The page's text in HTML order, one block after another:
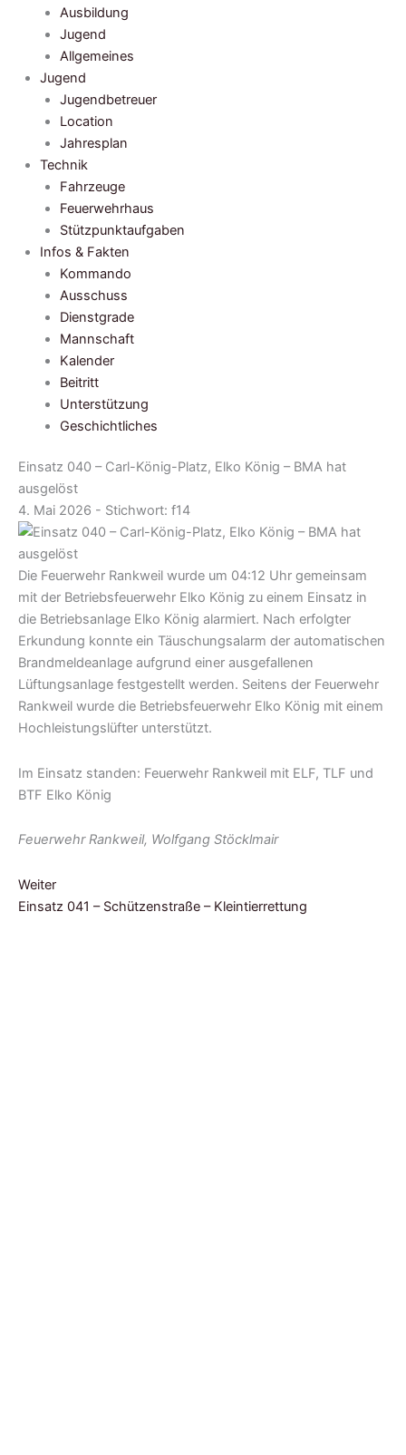
Ausbildung
Jugend
Allgemeines
Jugend
Jugendbetreuer
Location
Jahresplan
Technik
Fahrzeuge
Feuerwehrhaus
Stützpunktaufgaben
Infos & Fakten
Kommando
Ausschuss
Dienstgrade
Mannschaft
Kalender
Beitritt
Unterstützung
Geschichtliches
Einsatz 040 – Carl-König-Platz, Elko König – BMA hat
ausgelöst
4. Mai 2026 - Stichwort: f14
Die Feuerwehr Rankweil wurde um 04:12 Uhr gemeinsam
mit der Betriebsfeuerwehr Elko König zu einem Einsatz in
die Betriebsanlage Elko König alarmiert. Nach erfolgter
Erkundung konnte ein Täuschungsalarm der automatischen
Brandmeldeanlage aufgrund einer ausgefallenen
Lüftungsanlage festgestellt werden. Seitens der Feuerwehr
Rankweil wurde die Betriebsfeuerwehr Elko König mit einem
Hochleistungslüfter unterstützt.
Im Einsatz standen: Feuerwehr Rankweil mit ELF, TLF und
BTF Elko König
Feuerwehr Rankweil, Wolfgang Stöcklmair
Weiter
Einsatz 041 – Schützenstraße – Kleintierrettung